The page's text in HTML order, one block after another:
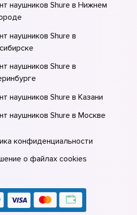
наушников Shure в Нижнем
наушников Shure в
наушников Shure в
наушников Shure в Казани
наушников Shure в Москве
конфиденциальности
о файлах cookies